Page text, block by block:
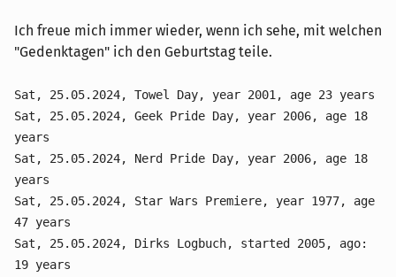
Ich freue mich immer wieder, wenn ich sehe, mit welchen
"Gedenktagen" ich den Geburtstag teile.
Sat, 25.05.2024, Towel Day, year 2001, age 23 years
Sat, 25.05.2024, Geek Pride Day, year 2006, age 18
years
Sat, 25.05.2024, Nerd Pride Day, year 2006, age 18
years
Sat, 25.05.2024, Star Wars Premiere, year 1977, age
47 years
Sat, 25.05.2024, Dirks Logbuch, started 2005, ago:
19 years